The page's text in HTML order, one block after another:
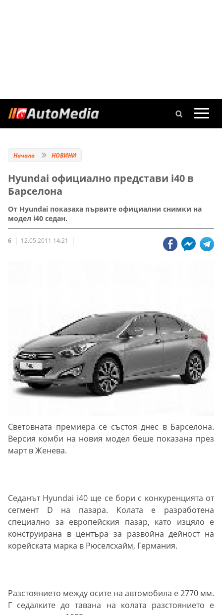
Начало НОВИНИ
Hyundai официално представи i40 в
Барселона
От Hyundai показаха първите официални снимки на
модел i40 седан.
6 12.05.2011 14:21
Световната премиера се състоя днес в Барселона.
Версия комби на новия модел беше показана през
март в Женева.
Седанът Hyundai i40 ще се бори с конкуренцията от
сегмент D на пазара. Колата е разработена
специално за европейския пазар, като изцяло е
конструирана в центъра за развойна дейност на
корейската марка в Рюселсхайм, Германия.
Разстоянието между осите на автомобила е 2770 мм.
Г седалките до тавана на колата разстоянието е